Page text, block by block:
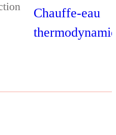
Chauffe-eau